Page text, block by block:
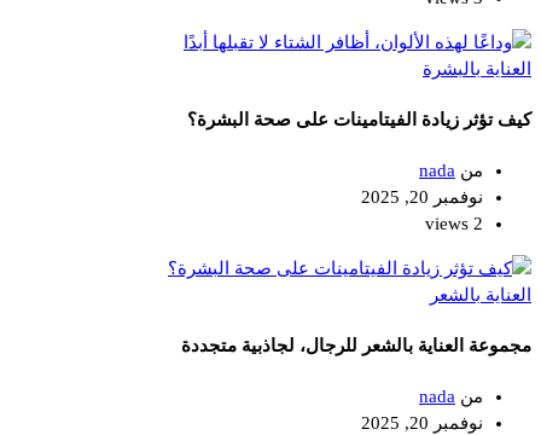
العناية بالبشرة
كيف تؤثر زيادة الفيتامينات على صحة البشرة؟
من nada
نوفمبر 20, 2025
2 views
العناية بالشعر
مجموعة العناية بالشعر للرجال، لجاذبية متجددة
من nada
نوفمبر 20, 2025